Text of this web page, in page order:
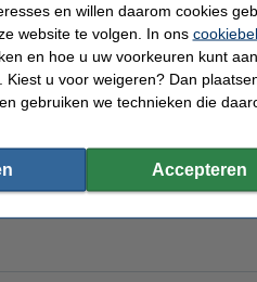
Laptop
en willen daarom cookies
website te volgen. In ons
en hoe u uw voorkeuren kunt
Kiest u voor weigeren? Dan
gebruiken we technieken die
Accepteren